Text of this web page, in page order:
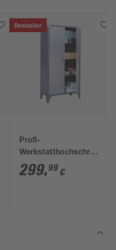
Bestseller
Profi-
Werkstatthochschrank,
3 Einlegeböden, 91 x
182 x 45 cm
299,99 €